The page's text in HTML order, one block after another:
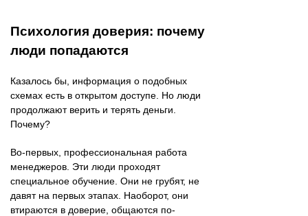
Психология доверия: почему
люди попадаются
Казалось бы, информация о подобных
схемах есть в открытом доступе. Но люди
продолжают верить и терять деньги.
Почему?
Во-первых, профессиональная работа
менеджеров. Эти люди проходят
специальное обучение. Они не грубят, не
давят на первых этапах. Наоборот, они
втираются в доверие, общаются по-